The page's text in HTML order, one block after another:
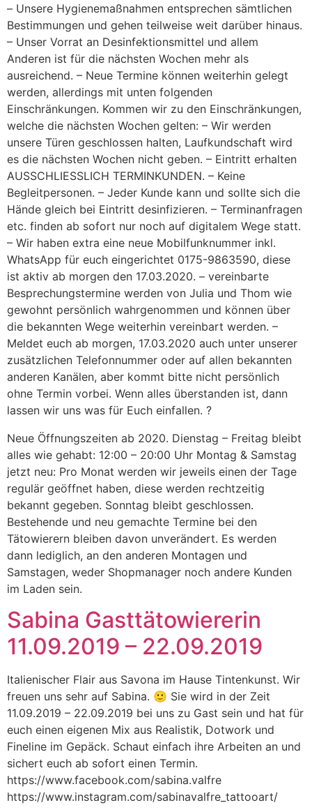
– Unsere Hygienemaßnahmen entsprechen sämtlichen
Bestimmungen und gehen teilweise weit darüber hinaus.
– Unser Vorrat an Desinfektionsmittel und allem
Anderen ist für die nächsten Wochen mehr als
ausreichend. – Neue Termine können weiterhin gelegt
werden, allerdings mit unten folgenden
Einschränkungen. Kommen wir zu den Einschränkungen,
welche die nächsten Wochen gelten: – Wir werden
unsere Türen geschlossen halten, Laufkundschaft wird
es die nächsten Wochen nicht geben. – Eintritt erhalten
AUSSCHLIESSLICH TERMINKUNDEN. – Keine
Begleitpersonen. – Jeder Kunde kann und sollte sich die
Hände gleich bei Eintritt desinfizieren. – Terminanfragen
etc. finden ab sofort nur noch auf digitalem Wege statt.
– Wir haben extra eine neue Mobilfunknummer inkl.
WhatsApp für euch eingerichtet 0175-9863590, diese
ist aktiv ab morgen den 17.03.2020. – vereinbarte
Besprechungstermine werden von Julia und Thom wie
gewohnt persönlich wahrgenommen und können über
die bekannten Wege weiterhin vereinbart werden. –
Meldet euch ab morgen, 17.03.2020 auch unter unserer
zusätzlichen Telefonnummer oder auf allen bekannten
anderen Kanälen, aber kommt bitte nicht persönlich
ohne Termin vorbei. Wenn alles überstanden ist, dann
lassen wir uns was für Euch einfallen. ?
Neue Öffnungszeiten ab 2020. Dienstag – Freitag bleibt
alles wie gehabt: 12:00 – 20:00 Uhr Montag & Samstag
jetzt neu: Pro Monat werden wir jeweils einen der Tage
regulär geöffnet haben, diese werden rechtzeitig
bekannt gegeben. Sonntag bleibt geschlossen.
Bestehende und neu gemachte Termine bei den
Tätowierern bleiben davon unverändert. Es werden
dann lediglich, an den anderen Montagen und
Samstagen, weder Shopmanager noch andere Kunden
im Laden sein.
Sabina Gasttätowiererin
11.09.2019 – 22.09.2019
Italienischer Flair aus Savona im Hause Tintenkunst. Wir
freuen uns sehr auf Sabina. 🙂 Sie wird in der Zeit
11.09.2019 – 22.09.2019 bei uns zu Gast sein und hat für
euch einen eigenen Mix aus Realistik, Dotwork und
Fineline im Gepäck. Schaut einfach ihre Arbeiten an und
sichert euch ab sofort einen Termin.
https://www.facebook.com/sabina.valfre
https://www.instagram.com/sabinavalfre_tattooart/